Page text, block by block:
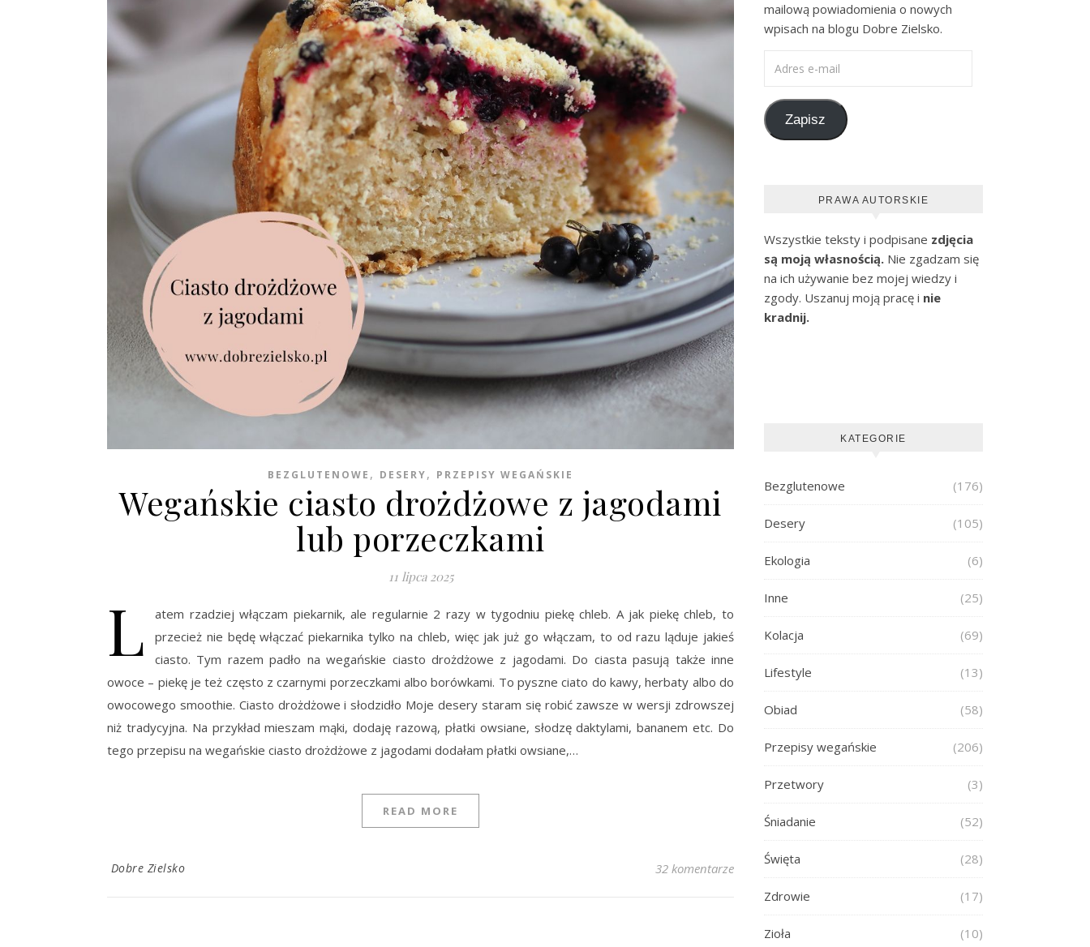
BEZGLUTENOWE , DESERY, PRZEPISY WEGAŃSKIE
Wegańskie ciasto drożdżowe z jagodami
lub porzeczkami
11 lipca 2025
L
atem rzadziej włączam piekarnik, ale regularnie 2 razy w tygodniu piekę chleb. A jak piekę chleb, to
przecież nie będę włączać piekarnika tylko na chleb, więc jak już go włączam, to od razu ląduje jakieś
ciasto. Tym razem padło na wegańskie ciasto drożdżowe z jagodami. Do ciasta pasują także inne
owoce – piekę je też często z czarnymi porzeczkami albo borówkami. To pyszne ciato do kawy, herbaty albo do
owocowego smoothie. Ciasto drożdżowe i słodzidło Moje desery staram się robić zawsze w wersji zdrowszej
niż tradycyjna. Na przykład mieszam mąki, dodaję razową, płatki owsiane, słodzę daktylami, bananem etc. Do
tego przepisu na wegańskie ciasto drożdżowe z jagodami dodałam płatki owsiane,…
READ MORE
Dobre Zielsko 32 komentarze
mailową powiadomienia o nowych
wpisach na blogu Dobre Zielsko.
Zapisz
PRAWA AUTORSKIE
Wszystkie teksty i podpisane zdjęcia
są moją własnością. Nie zgadzam się
na ich używanie bez mojej wiedzy i
zgody. Uszanuj moją pracę i nie
kradnij.
KATEGORIE
Bezglutenowe (176)
Desery (105)
Ekologia (6)
Inne (25)
Kolacja (69)
Lifestyle (13)
Obiad (58)
Przepisy wegańskie (206)
Przetwory (3)
Śniadanie (52)
Święta (28)
Zdrowie (17)
Zioła (10)